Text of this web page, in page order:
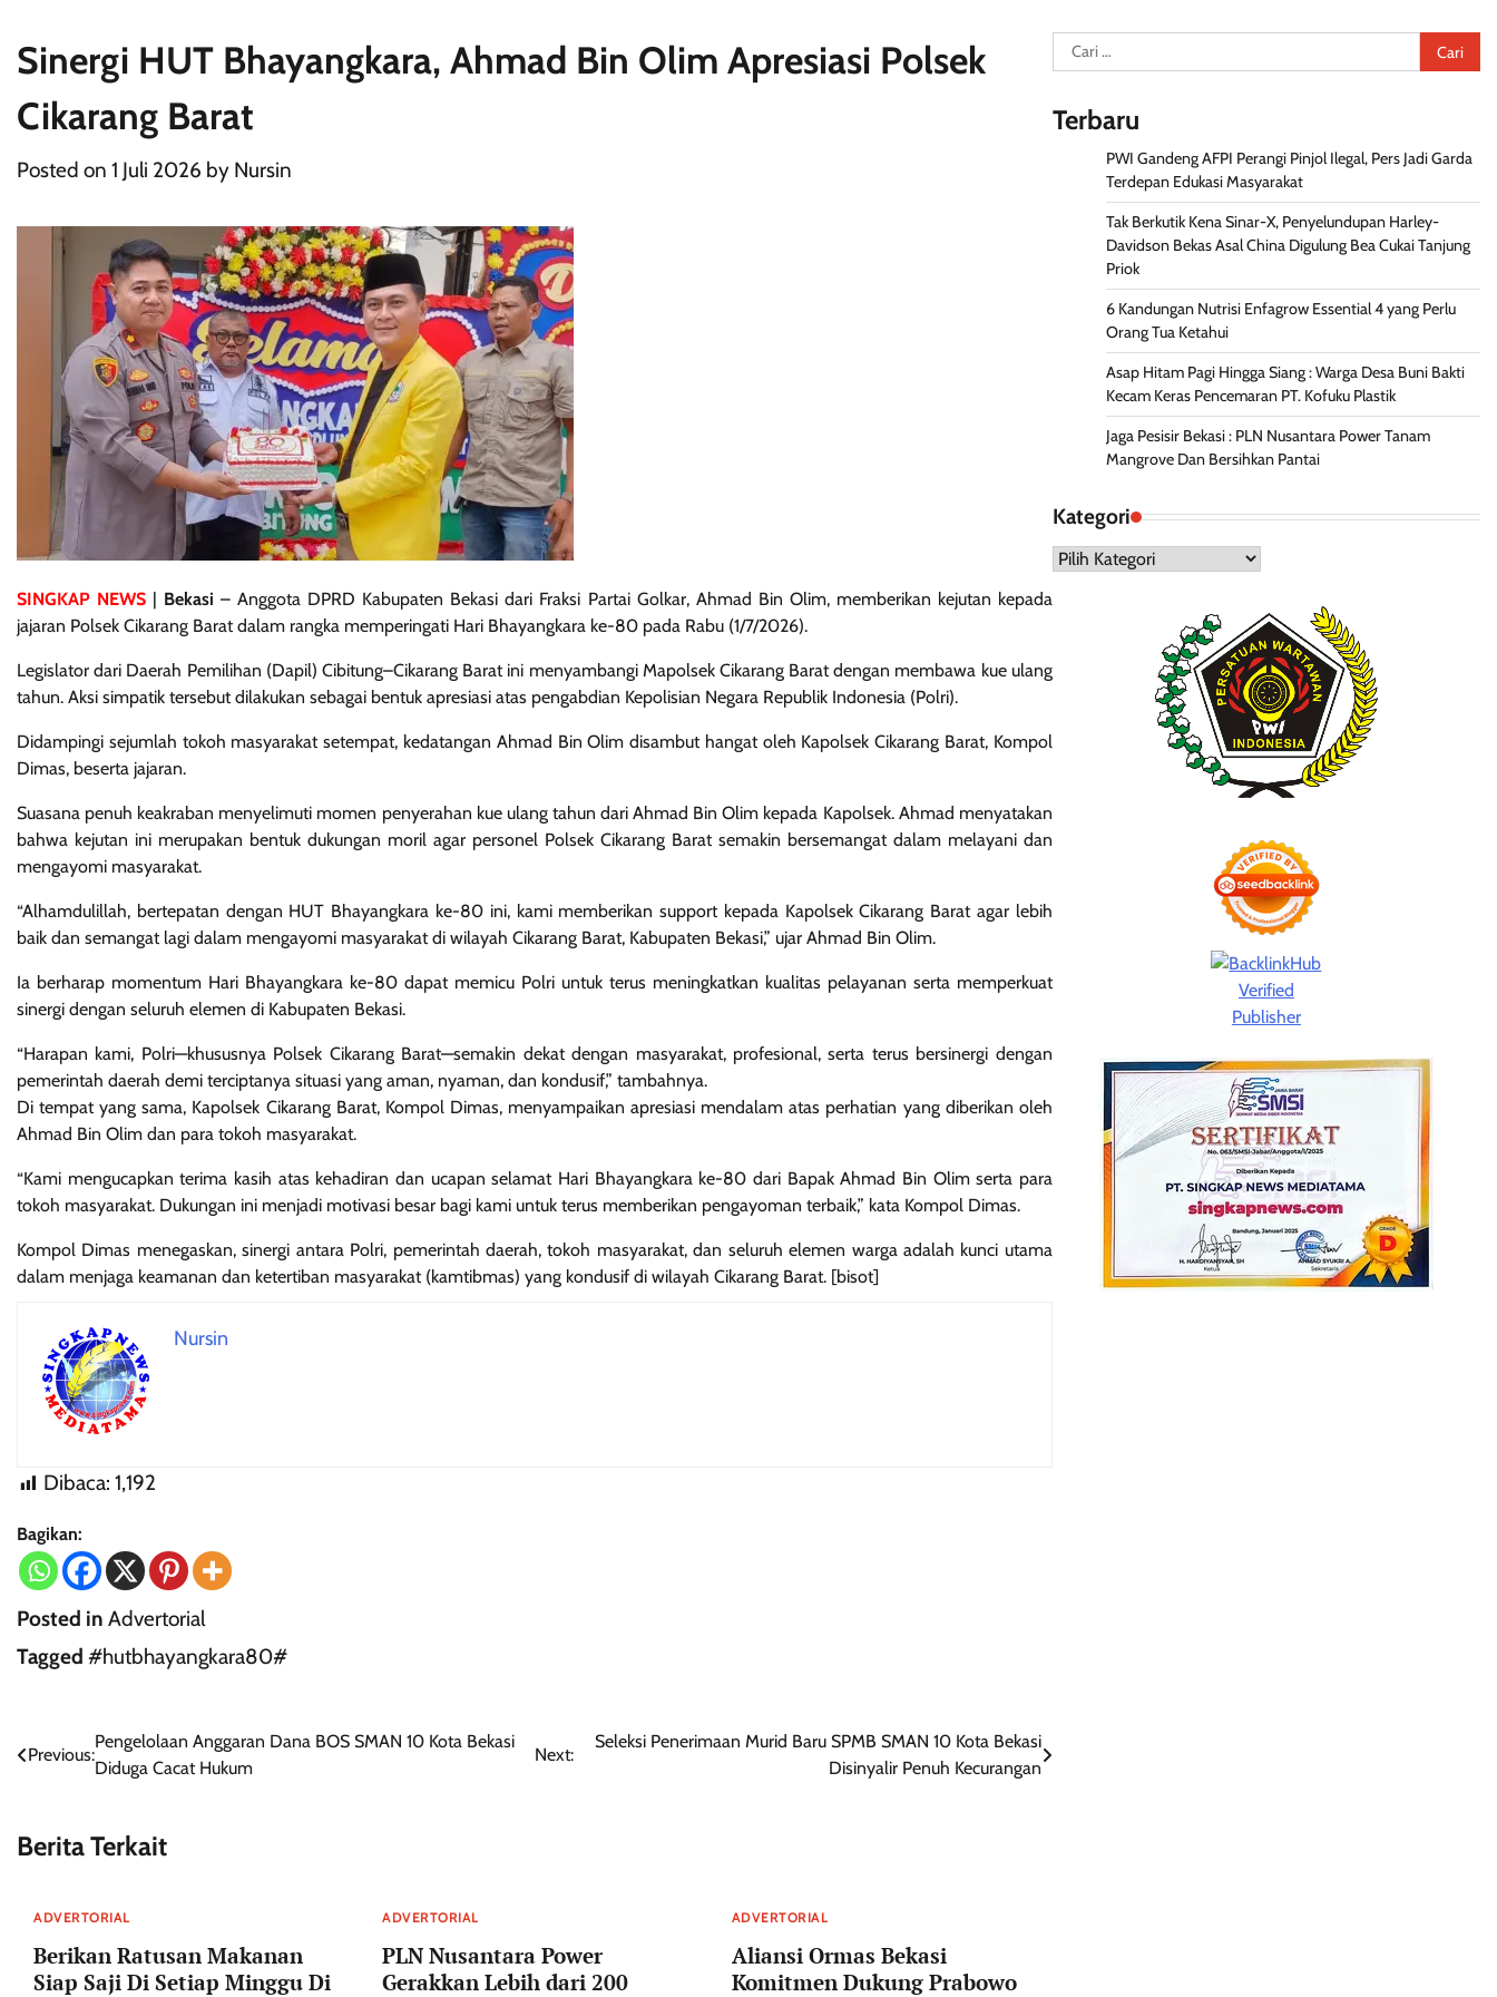
Sinergi HUT Bhayangkara, Ahmad Bin Olim Apresiasi Polsek
Cikarang Barat
Posted on 1 Juli 2026 by Nursin
SINGKAP NEWS | Bekasi – Anggota DPRD Kabupaten Bekasi dari Fraksi Partai Golkar, Ahmad Bin Olim, memberikan kejutan kepada
jajaran Polsek Cikarang Barat dalam rangka memperingati Hari Bhayangkara ke-80 pada Rabu (1/7/2026).
Legislator dari Daerah Pemilihan (Dapil) Cibitung–Cikarang Barat ini menyambangi Mapolsek Cikarang Barat dengan membawa kue ulang
tahun. Aksi simpatik tersebut dilakukan sebagai bentuk apresiasi atas pengabdian Kepolisian Negara Republik Indonesia (Polri).
Didampingi sejumlah tokoh masyarakat setempat, kedatangan Ahmad Bin Olim disambut hangat oleh Kapolsek Cikarang Barat, Kompol
Dimas, beserta jajaran.
Suasana penuh keakraban menyelimuti momen penyerahan kue ulang tahun dari Ahmad Bin Olim kepada Kapolsek. Ahmad menyatakan
bahwa kejutan ini merupakan bentuk dukungan moril agar personel Polsek Cikarang Barat semakin bersemangat dalam melayani dan
mengayomi masyarakat.
“Alhamdulillah, bertepatan dengan HUT Bhayangkara ke-80 ini, kami memberikan support kepada Kapolsek Cikarang Barat agar lebih
baik dan semangat lagi dalam mengayomi masyarakat di wilayah Cikarang Barat, Kabupaten Bekasi,” ujar Ahmad Bin Olim.
Ia berharap momentum Hari Bhayangkara ke-80 dapat memicu Polri untuk terus meningkatkan kualitas pelayanan serta memperkuat
sinergi dengan seluruh elemen di Kabupaten Bekasi.
“Harapan kami, Polri—khususnya Polsek Cikarang Barat—semakin dekat dengan masyarakat, profesional, serta terus bersinergi dengan
pemerintah daerah demi terciptanya situasi yang aman, nyaman, dan kondusif,” tambahnya.
Di tempat yang sama, Kapolsek Cikarang Barat, Kompol Dimas, menyampaikan apresiasi mendalam atas perhatian yang diberikan oleh
Ahmad Bin Olim dan para tokoh masyarakat.
“Kami mengucapkan terima kasih atas kehadiran dan ucapan selamat Hari Bhayangkara ke-80 dari Bapak Ahmad Bin Olim serta para
tokoh masyarakat. Dukungan ini menjadi motivasi besar bagi kami untuk terus memberikan pengayoman terbaik,” kata Kompol Dimas.
Kompol Dimas menegaskan, sinergi antara Polri, pemerintah daerah, tokoh masyarakat, dan seluruh elemen warga adalah kunci utama
dalam menjaga keamanan dan ketertiban masyarakat (kamtibmas) yang kondusif di wilayah Cikarang Barat. [bisot]
Nursin
Dibaca: 1,192
Bagikan:
Posted in Advertorial
Tagged #hutbhayangkara80#
Navigasi
Previous:
Pengelolaan Anggaran Dana BOS SMAN 10 Kota Bekasi
Diduga Cacat Hukum
Next:
Seleksi Penerimaan Murid Baru SPMB SMAN 10 Kota Bekasi
Disinyalir Penuh Kecurangan
Berita Terkait
ADVERTORIAL
Berikan Ratusan Makanan
Siap Saji Di Setiap Minggu Di
ADVERTORIAL
PLN Nusantara Power
Gerakkan Lebih dari 200
ADVERTORIAL
Aliansi Ormas Bekasi
Komitmen Dukung Prabowo
Cari
untuk:
Terbaru
PWI Gandeng AFPI Perangi Pinjol Ilegal, Pers Jadi Garda
Terdepan Edukasi Masyarakat
Tak Berkutik Kena Sinar-X, Penyelundupan Harley-
Davidson Bekas Asal China Digulung Bea Cukai Tanjung
Priok
6 Kandungan Nutrisi Enfagrow Essential 4 yang Perlu
Orang Tua Ketahui
Asap Hitam Pagi Hingga Siang : Warga Desa Buni Bakti
Kecam Keras Pencemaran PT. Kofuku Plastik
Jaga Pesisir Bekasi : PLN Nusantara Power Tanam
Mangrove Dan Bersihkan Pantai
Kategori
Kategori